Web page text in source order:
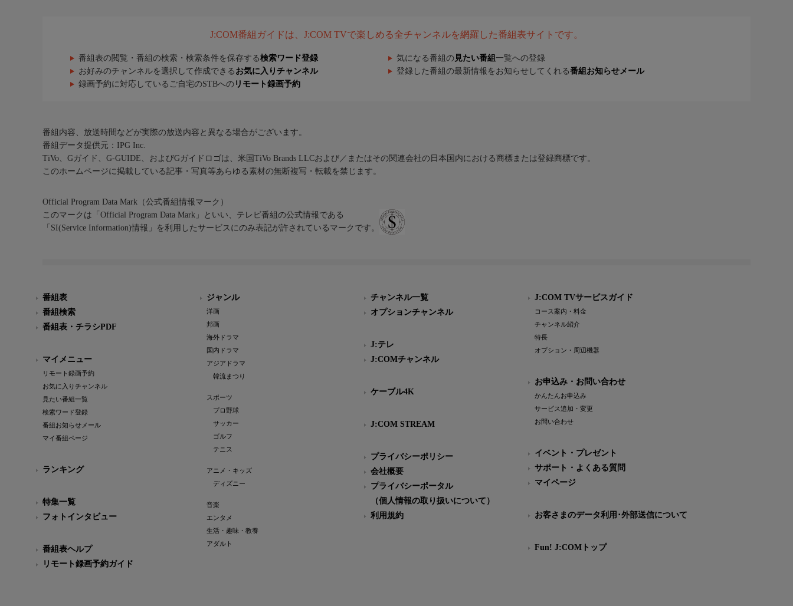
J:COM番組ガイドは、J:COM TVで楽しめる全チャンネルを網羅した番組表サイトです。
番組表の閲覧・番組の検索・検索条件を保存する検索ワード登録 気になる番組の 見たい番組 一覧への登録
お好みのチャンネルを選択して作成できる お気に入りチャンネル 登録した番組の最新情報をお知らせしてくれる番組お知らせメール
録画予約に対応しているご自宅のSTBへの リモート録画予約
番組内容、放送時間などが実際の放送内容と異なる場合がございます。
番組データ提供元：IPG Inc.
TiVo、Gガイド、G-GUIDE、およびGガイドロゴは、米国TiVo Brands LLCおよび／またはその関連会社の日本国内における商標または登録商標です。
このホームページに掲載している記事・写真等あらゆる素材の無断複写・転載を禁じます。
Official Program Data Mark（公式番組情報マーク）
このマークは「Official Program Data Mark」といい、テレビ番組の公式情報である
「SI(Service Information)情報」を利用したサービスにのみ表記が許されているマークです。
番組表
番組検索
番組表・チラシPDF
マイメニュー
リモート録画予約
お気に入りチャンネル
見たい番組一覧
検索ワード登録
番組お知らせメール
マイ番組ページ
ランキング
特集一覧
フォトインタビュー
番組表ヘルプ
リモート録画予約ガイド
ジャンル
洋画
邦画
海外ドラマ
国内ドラマ
アジアドラマ
韓流まつり
スポーツ
プロ野球
サッカー
ゴルフ
テニス
アニメ・キッズ
ディズニー
音楽
エンタメ
生活・趣味・教養
アダルト
チャンネル一覧
オプションチャンネル
J:テレ
J:COMチャンネル
ケーブル4K
J:COM STREAM
プライバシーポリシー
会社概要
プライバシーポータル
（個人情報の取り扱いについて）
利用規約
J:COM TVサービスガイド
コース案内・料金
チャンネル紹介
特長
オプション・周辺機器
お申込み・お問い合わせ
かんたんお申込み
サービス追加・変更
お問い合わせ
イベント・プレゼント
サポート・よくある質問
マイページ
お客さまのデータ利用･外部送信について
Fun! J:COMトップ